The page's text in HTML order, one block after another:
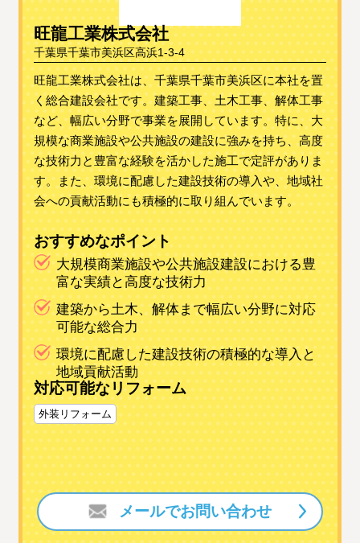
旺龍工業株式会社
千葉県千葉市美浜区高浜1-3-4
旺龍工業株式会社は、千葉県千葉市美浜区に本社を置
く総合建設会社です。建築工事、土木工事、解体工事
など、幅広い分野で事業を展開しています。特に、大
規模な商業施設や公共施設の建設に強みを持ち、高度
な技術力と豊富な経験を活かした施工で定評がありま
す。また、環境に配慮した建設技術の導入や、地域社
会への貢献活動にも積極的に取り組んでいます。
おすすめなポイント
大規模商業施設や公共施設建設における豊
富な実績と高度な技術力
建築から土木、解体まで幅広い分野に対応
可能な総合力
環境に配慮した建設技術の積極的な導入と
地域貢献活動
対応可能なリフォーム
外装リフォーム
メールでお問い合わせ